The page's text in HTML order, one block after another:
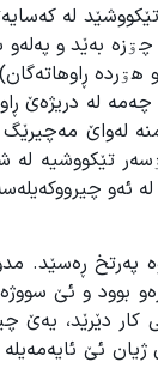
لە
بەێد و پەلەو
لە دریژەێ
لەواێ
تێکووشیە لە
ئەو
پەرتخ ڕەسێد.
بوود و ئێ
دێرێد، یەێ
ئێ ئایەمەیلە